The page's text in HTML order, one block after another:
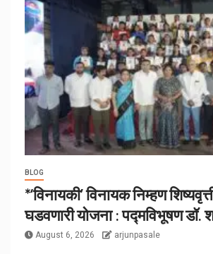
BLOG
*‘विनायकी’ विनायक निम्हण
घडवणारी योजना : पद्मविभूषण डॉ.
August 6, 2026 arjunpasale